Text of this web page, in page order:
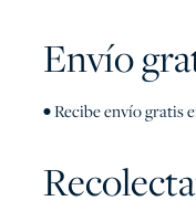
Envío
• Recibe envío gratis